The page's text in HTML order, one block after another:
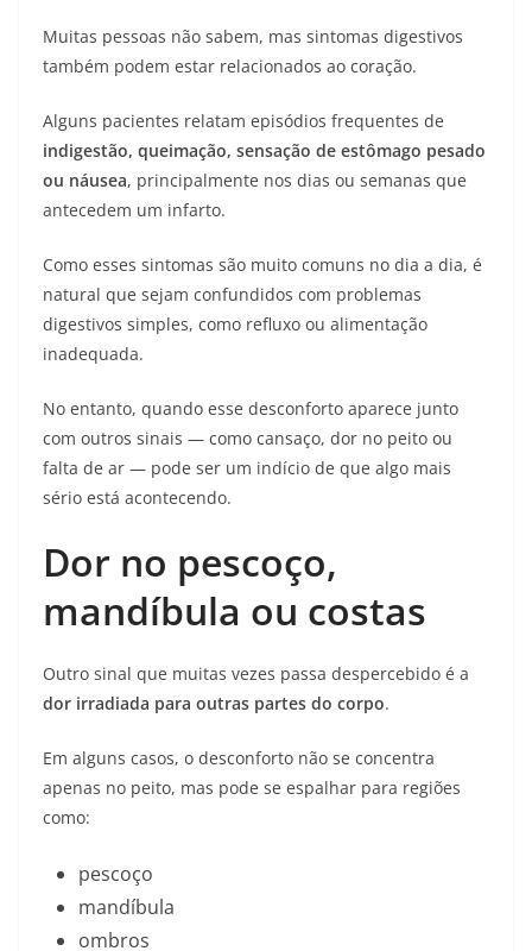
Muitas pessoas não sabem, mas sintomas digestivos
também podem estar relacionados ao coração.
Alguns pacientes relatam episódios frequentes de
indigestão, queimação, sensação de estômago pesado
ou náusea, principalmente nos dias ou semanas que
antecedem um infarto.
Como esses sintomas são muito comuns no dia a dia, é
natural que sejam confundidos com problemas
digestivos simples, como refluxo ou alimentação
inadequada.
No entanto, quando esse desconforto aparece junto
com outros sinais — como cansaço, dor no peito ou
falta de ar — pode ser um indício de que algo mais
sério está acontecendo.
Dor no pescoço,
mandíbula ou costas
Outro sinal que muitas vezes passa despercebido é a
dor irradiada para outras partes do corpo.
Em alguns casos, o desconforto não se concentra
apenas no peito, mas pode se espalhar para regiões
como:
pescoço
mandíbula
ombros